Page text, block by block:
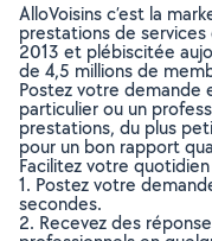
AlloVoisins c’est la
prestations de
2013 et plébiscitée
de 4,5 millions de
Postez votre demande
particulier ou un
prestations, du plus
pour un bon rapport
Facilitez votre
1. Postez votre
secondes.
2. Recevez des